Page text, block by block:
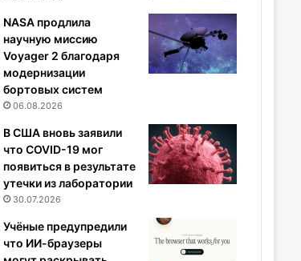
NASA продлила
научную миссию
Voyager 2 благодаря
модернизации
бортовых систем
06.08.2026
В США вновь заявили
что COVID-19 мог
появиться в результате
утечки из лаборатории
30.07.2026
Учёные предупредили
что ИИ-браузеры